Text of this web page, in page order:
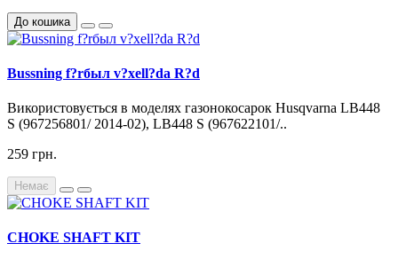
До кошика
Bussning f?rбыл v?xell?da R?d
Використовується в моделях газонокосарок Husqvarna LB448
S (967256801/ 2014-02), LB448 S (967622101/..
259 грн.
Немає
CHOKE SHAFT KIT